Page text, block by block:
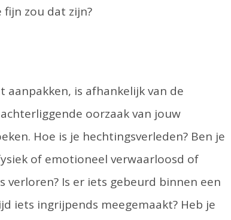
fijn zou dat zijn?
is afhankelijk van de
oorzaak van jouw
Hoe is je hechtingsverleden? Ben je
of emotioneel verwaarloosd of
verloren? Is er iets gebeurd binnen een
iets ingrijpends meegemaakt? Heb je